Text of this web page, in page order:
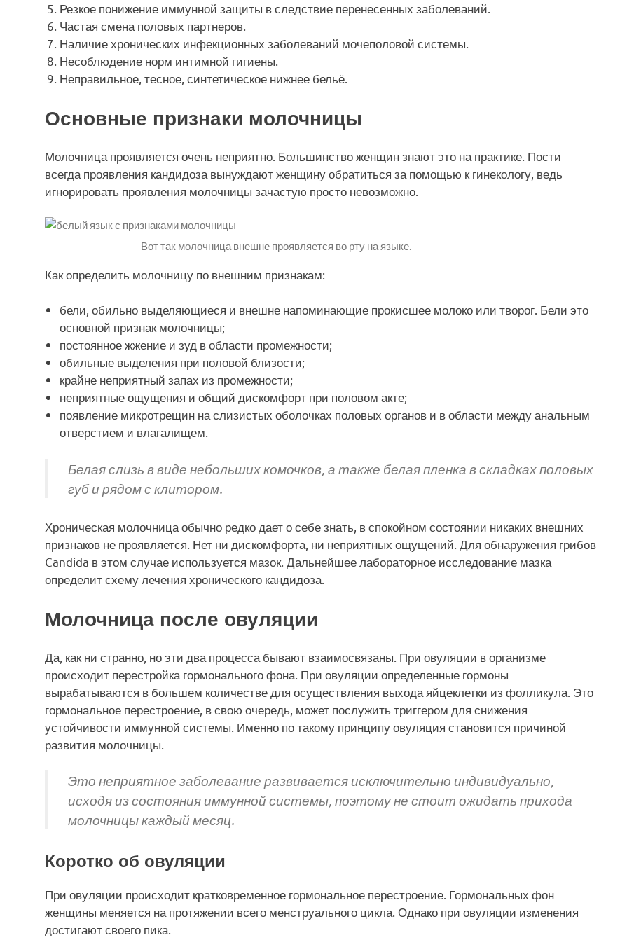
Резкое понижение иммунной защиты в следствие перенесенных заболеваний.
Частая смена половых партнеров.
Наличие хронических инфекционных заболеваний мочеполовой системы.
Несоблюдение норм интимной гигиены.
Неправильное, тесное, синтетическое нижнее бельё.
Основные признаки молочницы
Молочница проявляется очень неприятно. Большинство женщин знают это на практике. Пости
всегда проявления кандидоза вынуждают женщину обратиться за помощью к гинекологу, ведь
игнорировать проявления молочницы зачастую просто невозможно.
Вот так молочница внешне проявляется во рту на языке.
Как определить молочницу по внешним признакам:
бели, обильно выделяющиеся и внешне напоминающие прокисшее молоко или творог. Бели это
основной признак молочницы;
постоянное жжение и зуд в области промежности;
обильные выделения при половой близости;
крайне неприятный запах из промежности;
неприятные ощущения и общий дискомфорт при половом акте;
появление микротрещин на слизистых оболочках половых органов и в области между анальным
отверстием и влагалищем.
Белая слизь в виде небольших комочков, а также белая пленка в складках половых
губ и рядом с клитором.
Хроническая молочница обычно редко дает о себе знать, в спокойном состоянии никаких внешних
признаков не проявляется. Нет ни дискомфорта, ни неприятных ощущений. Для обнаружения грибов
Candida в этом случае используется мазок. Дальнейшее лабораторное исследование мазка
определит схему лечения хронического кандидоза.
Молочница после овуляции
Да, как ни странно, но эти два процесса бывают взаимосвязаны. При овуляции в организме
происходит перестройка гормонального фона. При овуляции определенные гормоны
вырабатываются в большем количестве для осуществления выхода яйцеклетки из фолликула. Это
гормональное перестроение, в свою очередь, может послужить триггером для снижения
устойчивости иммунной системы. Именно по такому принципу овуляция становится причиной
развития молочницы.
Это неприятное заболевание развивается исключительно индивидуально,
исходя из состояния иммунной системы, поэтому не стоит ожидать прихода
молочницы каждый месяц.
Коротко об овуляции
При овуляции происходит кратковременное гормональное перестроение. Гормональных фон
женщины меняется на протяжении всего менструального цикла. Однако при овуляции изменения
достигают своего пика.